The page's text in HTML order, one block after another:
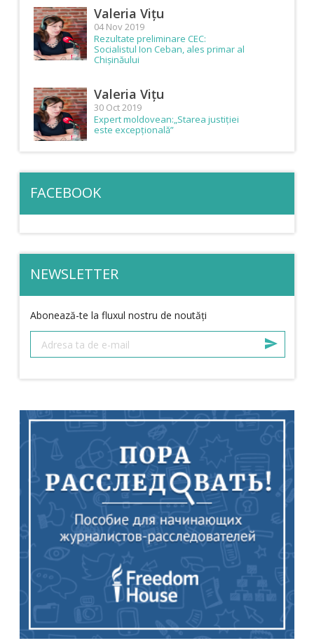
Valeria Vițu
04 Nov 2019
Rezultate preliminare CEC:
Socialistul Ion Ceban, ales primar al
Chișinăului
Valeria Vițu
30 Oct 2019
Expert moldovean:„Starea justiției
este excepțională”
FACEBOOK
NEWSLETTER
Abonează-te la fluxul nostru de noutăți